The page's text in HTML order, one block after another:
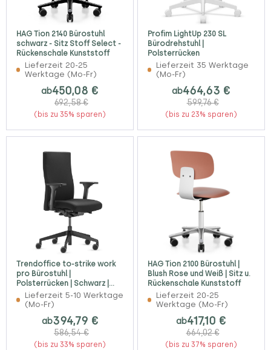
HAG Tion 2140 Bürostuhl
schwarz - Sitz Stoff Select -
Rückenschale Kunststoff
Lieferzeit 20-25
Werktage (Mo-Fr)
ab450,08 €
692,58 €
(bis zu 35% sparen)
Profim LightUp 230 SL
Bürodrehstuhl |
Polsterrücken
Lieferzeit 35 Werktage
(Mo-Fr)
ab464,63 €
599,76 €
(bis zu 23% sparen)
Trendoffice to-strike work
pro Bürostuhl |
Polsterrücken | Schwarz |
Komplettausstattung
Lieferzeit 5-10 Werktage
(Mo-Fr)
ab394,79 €
586,54 €
(bis zu 33% sparen)
HAG Tion 2100 Bürostuhl |
Blush Rose und Weiß | Sitz u.
Rückenschale Kunststoff
Lieferzeit 20-25
Werktage (Mo-Fr)
ab417,10 €
664,02 €
(bis zu 37% sparen)